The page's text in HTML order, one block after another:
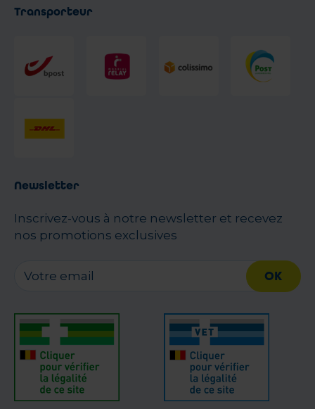
Transporteur
Newsletter
Inscrivez-vous à notre newsletter et recevez
nos promotions exclusives
OK